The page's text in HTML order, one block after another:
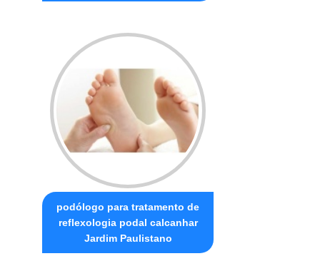
podólogo para tratamento de
reflexologia podal calcanhar
Jardim Paulistano